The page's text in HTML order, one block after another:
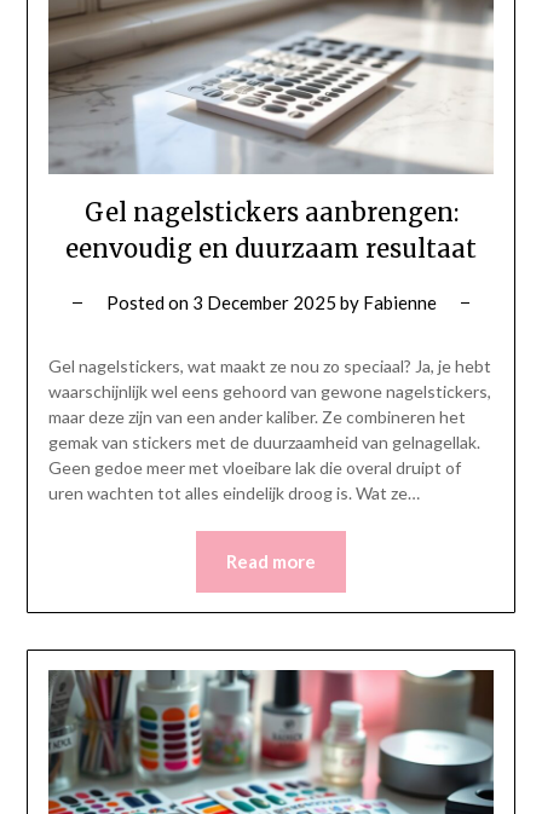
Gel nagelstickers aanbrengen:
eenvoudig en duurzaam resultaat
Posted on 3 December 2025 by Fabienne
Gel nagelstickers, wat maakt ze nou zo speciaal? Ja, je hebt
waarschijnlijk wel eens gehoord van gewone nagelstickers,
maar deze zijn van een ander kaliber. Ze combineren het
gemak van stickers met de duurzaamheid van gelnagellak.
Geen gedoe meer met vloeibare lak die overal druipt of
uren wachten tot alles eindelijk droog is. Wat ze…
Read more